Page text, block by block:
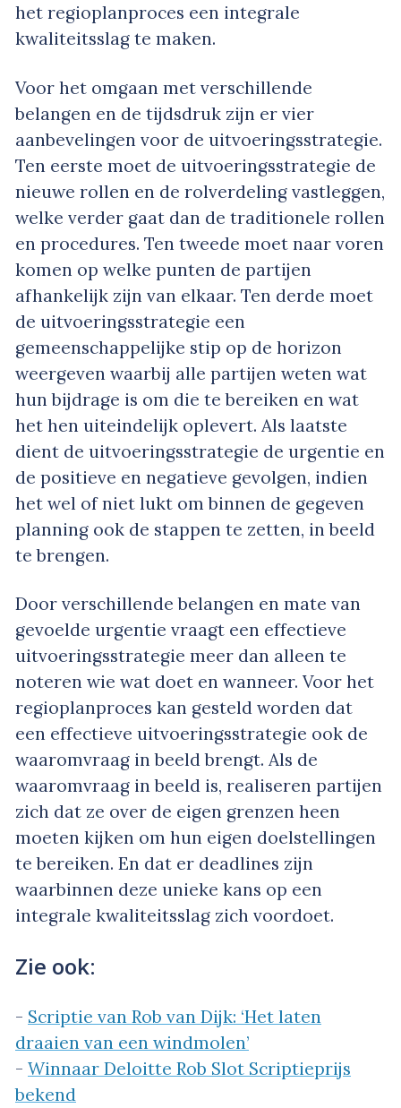
het regioplanproces een integrale
kwaliteitsslag te maken.
Voor het omgaan met verschillende
belangen en de tijdsdruk zijn er vier
aanbevelingen voor de uitvoeringsstrategie.
Ten eerste moet de uitvoeringsstrategie de
nieuwe rollen en de rolverdeling vastleggen,
welke verder gaat dan de traditionele rollen
en procedures. Ten tweede moet naar voren
komen op welke punten de partijen
afhankelijk zijn van elkaar. Ten derde moet
de uitvoeringsstrategie een
gemeenschappelijke stip op de horizon
weergeven waarbij alle partijen weten wat
hun bijdrage is om die te bereiken en wat
het hen uiteindelijk oplevert. Als laatste
dient de uitvoeringsstrategie de urgentie en
de positieve en negatieve gevolgen, indien
het wel of niet lukt om binnen de gegeven
planning ook de stappen te zetten, in beeld
te brengen.
Door verschillende belangen en mate van
gevoelde urgentie vraagt een effectieve
uitvoeringsstrategie meer dan alleen te
noteren wie wat doet en wanneer. Voor het
regioplanproces kan gesteld worden dat
een effectieve uitvoeringsstrategie ook de
waaromvraag in beeld brengt. Als de
waaromvraag in beeld is, realiseren partijen
zich dat ze over de eigen grenzen heen
moeten kijken om hun eigen doelstellingen
te bereiken. En dat er deadlines zijn
waarbinnen deze unieke kans op een
integrale kwaliteitsslag zich voordoet.
Zie ook:
- Scriptie van Rob van Dijk: ‘Het laten
draaien van een windmolen’
- Winnaar Deloitte Rob Slot Scriptieprijs
bekend